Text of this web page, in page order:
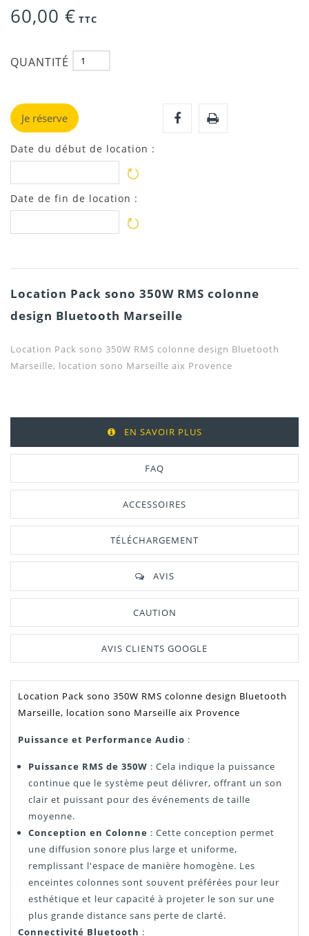
60,00 € TTC
QUANTITÉ
Je réserve
Date du début de location :
Date de fin de location :
Location Pack sono 350W RMS colonne
design Bluetooth Marseille
Location Pack sono 350W RMS colonne design Bluetooth
Marseille, location sono Marseille aix Provence
EN SAVOIR PLUS
FAQ
ACCESSOIRES
TÉLÉCHARGEMENT
AVIS
CAUTION
AVIS CLIENTS GOOGLE
Location Pack sono 350W RMS colonne design Bluetooth
Marseille, location sono Marseille aix Provence
Puissance et Performance Audio :
Puissance RMS de 350W : Cela indique la puissance
continue que le système peut délivrer, offrant un son
clair et puissant pour des événements de taille
moyenne.
Conception en Colonne : Cette conception permet
une diffusion sonore plus large et uniforme,
remplissant l'espace de manière homogène. Les
enceintes colonnes sont souvent préférées pour leur
esthétique et leur capacité à projeter le son sur une
plus grande distance sans perte de clarté.
Connectivité Bluetooth :